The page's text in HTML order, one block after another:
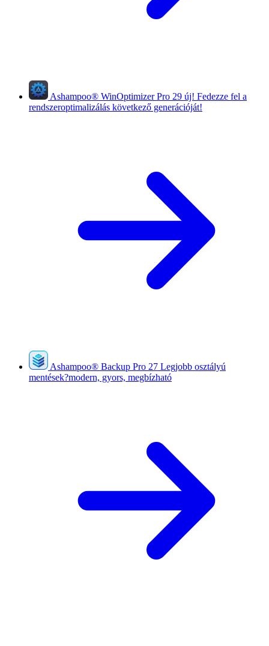
Ashampoo® WinOptimizer Pro 29 új! Fedezze fel a
rendszeroptimalizálás következő generációját!
Ashampoo® Backup Pro 27 Legjobb osztályú
mentések?modern, gyors, megbízható